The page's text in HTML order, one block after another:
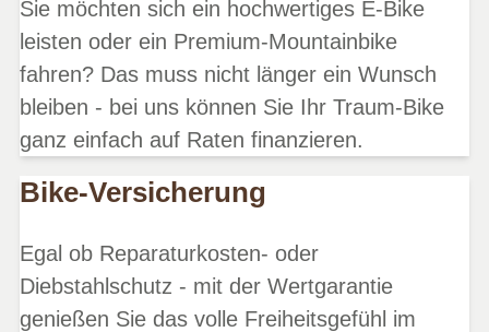
Sie möchten sich ein hochwertiges E-Bike
leisten oder ein Premium-Mountainbike
fahren? Das muss nicht länger ein Wunsch
bleiben - bei uns können Sie Ihr Traum-Bike
ganz einfach auf Raten finanzieren.
Bike-Versicherung
Egal ob Reparaturkosten- oder
Diebstahlschutz - mit der Wertgarantie
genießen Sie das volle Freiheitsgefühl im